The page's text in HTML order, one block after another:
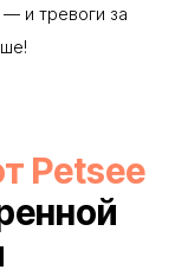
и тревоги за
Petsee